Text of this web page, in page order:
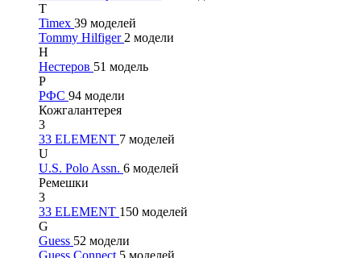
T
Timex 39 моделей
Tommy Hilfiger 2 модели
Н
Нестеров 51 модель
Р
РФС 94 модели
Кожгалантерея
3
33 ELEMENT 7 моделей
U
U.S. Polo Assn. 6 моделей
Ремешки
3
33 ELEMENT 150 моделей
G
Guess 52 модели
Guess Connect 5 моделей